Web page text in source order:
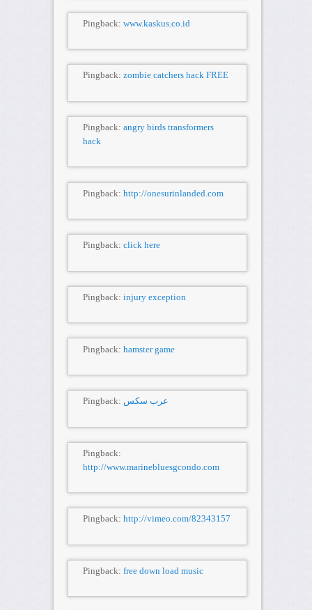
Pingback: www.kaskus.co.id
Pingback: zombie catchers hack FREE
Pingback: angry birds transformers
hack
Pingback: http://onesurinlanded.com
Pingback: click here
Pingback: injury exception
Pingback: hamster game
Pingback: عرب سكس
Pingback:
http://www.marinebluesgcondo.com
Pingback: http://vimeo.com/82343157
Pingback: free down load music